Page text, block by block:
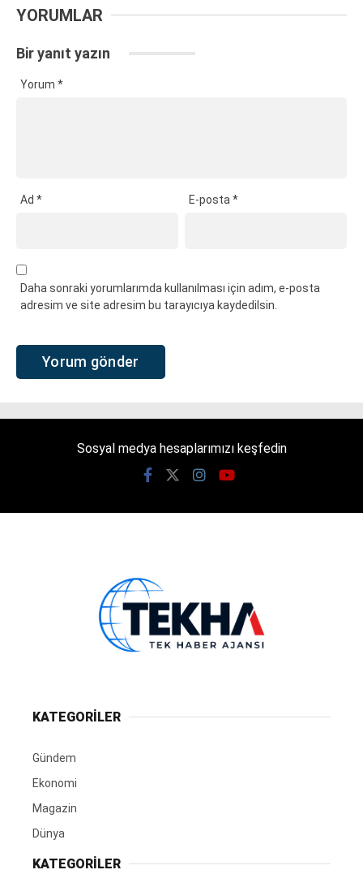
YORUMLAR
Bir yanıt yazın
Yorum *
Ad * E-posta*
Daha sonraki yorumlarımda kullanılması için adım, e-posta
adresim ve site adresim bu tarayıcıya kaydedilsin.
Sosyal medya hesaplarımızı keşfedin
KATEGORİLER
Gündem
Ekonomi
Magazin
Dünya
KATEGORİLER